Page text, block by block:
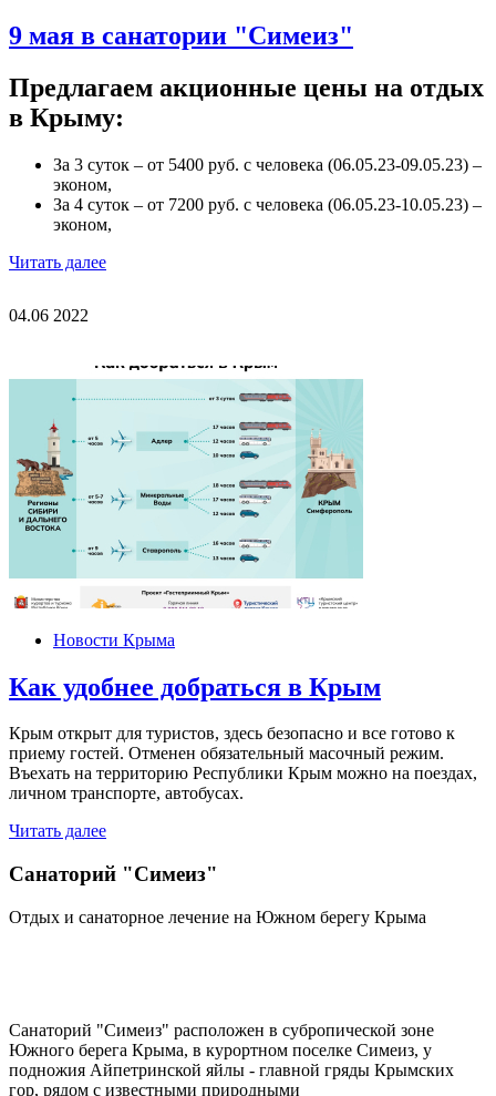
9 мая в санатории "Симеиз"
Предлагаем акционные цены на отдых
в Крыму:
За 3 суток – от 5400 руб. с человека (06.05.23-09.05.23) –
эконом,
За 4 суток – от 7200 руб. с человека (06.05.23-10.05.23) –
эконом,
Читать далее
04.06 2022
2.jpg
Новости Крыма
Как удобнее добраться в Крым
Крым открыт для туристов, здесь безопасно и все готово к
приему гостей. Отменен обязательный масочный режим.
Въехать на территорию Республики Крым можно на поездах,
личном транспорте, автобусах.
Читать далее
Санаторий "Симеиз"
Отдых и санаторное лечение на Южном берегу Крыма
Санаторий "Симеиз" расположен в субропической зоне
Южного берега Крыма, в курортном поселке Симеиз, у
подножия Айпетринской яйлы - главной гряды Крымских
гор, рядом с известными природными